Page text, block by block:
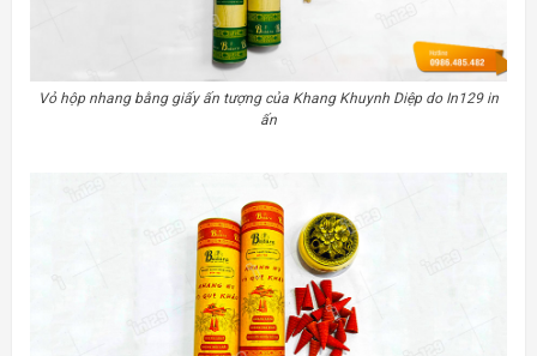
Vỏ hộp nhang bằng giấy ấn tượng của Khang Khuynh Diệp do In129 in
ấn